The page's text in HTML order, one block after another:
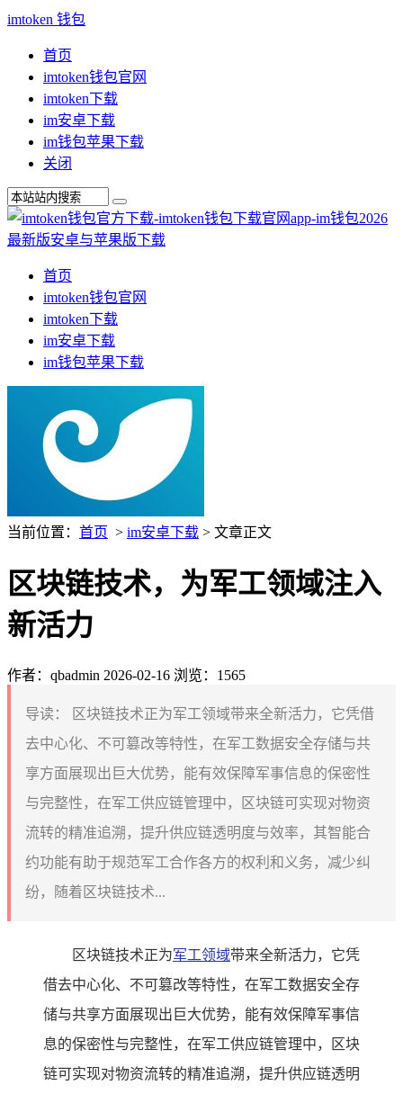
imtoken 钱包
首页
imtoken钱包官网
imtoken下载
im安卓下载
im钱包苹果下载
关闭
首页
imtoken钱包官网
imtoken下载
im安卓下载
im钱包苹果下载
当前位置： 首页 > im安卓下载 > 文章正文
区块链技术，为军工领域注入
新活力
作者：qbadmin 2026-02-16 浏览：1565
导读：
区块链技术正为军工领域带来全新活力，它凭借
去中心化、不可篡改等特性，在军工数据安全存储与共
享方面展现出巨大优势，能有效保障军事信息的保密性
与完整性，在军工供应链管理中，区块链可实现对物资
流转的精准追溯，提升供应链透明度与效率，其智能合
约功能有助于规范军工合作各方的权利和义务，减少纠
纷，随着区块链技术...
区块链技术正为军工领域带来全新活力，它凭
借去中心化、不可篡改等特性，在军工数据安全存
储与共享方面展现出巨大优势，能有效保障军事信
息的保密性与完整性，在军工供应链管理中，区块
链可实现对物资流转的精准追溯，提升供应链透明